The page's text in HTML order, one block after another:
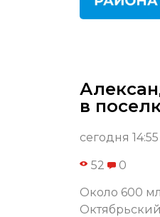
в
сегодня 14:55
52 0
Около 600